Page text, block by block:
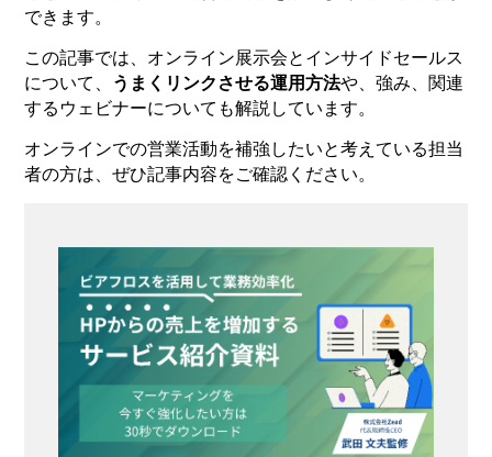
できます。
この記事では、オンライン展示会とインサイドセールス
について、 うまくリンクさせる運用方法や、強み、関連
するウェビナーについても解説しています。
オンラインでの営業活動を補強したいと考えている担当
者の方は、ぜひ記事内容をご確認ください。